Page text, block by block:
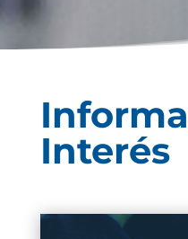
Interés